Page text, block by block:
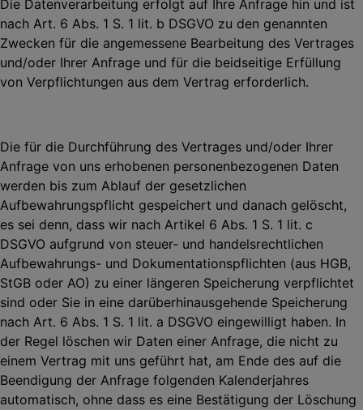
Die Datenverarbeitung erfolgt auf Ihre Anfrage hin und ist
nach Art. 6 Abs. 1 S. 1 lit. b DSGVO zu den genannten
Zwecken für die angemessene Bearbeitung des Vertrages
und/oder Ihrer Anfrage und für die beidseitige Erfüllung
von Verpflichtungen aus dem Vertrag erforderlich.
Die für die Durchführung des Vertrages und/oder Ihrer
Anfrage von uns erhobenen personenbezogenen Daten
werden bis zum Ablauf der gesetzlichen
Aufbewahrungspflicht gespeichert und danach gelöscht,
es sei denn, dass wir nach Artikel 6 Abs. 1 S. 1 lit. c
DSGVO aufgrund von steuer- und handelsrechtlichen
Aufbewahrungs- und Dokumentationspflichten (aus HGB,
StGB oder AO) zu einer längeren Speicherung verpflichtet
sind oder Sie in eine darüberhinausgehende Speicherung
nach Art. 6 Abs. 1 S. 1 lit. a DSGVO eingewilligt haben. In
der Regel löschen wir Daten einer Anfrage, die nicht zu
einem Vertrag mit uns geführt hat, am Ende des auf die
Beendigung der Anfrage folgenden Kalenderjahres
automatisch, ohne dass es eine Bestätigung der Löschung